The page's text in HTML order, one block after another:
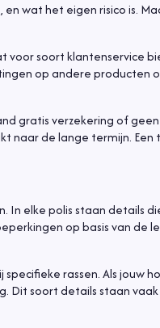
wat het eigen risico is.
voor soort klantenservice
op andere producten
gratis verzekering of
naar de lange termijn. Een
In elke polis staan details
op basis van de
rassen. Als jouw
Dit soort details staan